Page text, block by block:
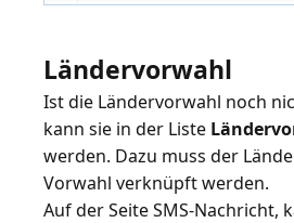
Ländervorwahl
Ist die Ländervorwahl noch
kann sie in der Liste
werden. Dazu muss der
Vorwahl verknüpft werden.
Auf der Seite SMS-Nachricht,